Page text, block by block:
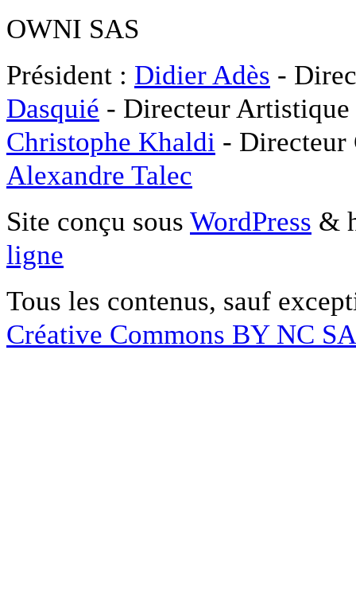
OWNI SAS
Président : Didier Adès -
Dasquié - Directeur
Christophe Khaldi -
Alexandre Talec
Site conçu sous WordPress &
ligne
Tous les contenus, sauf
Créative Commons BY NC SA